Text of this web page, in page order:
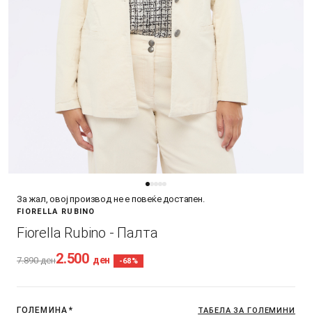
За жал, овој производ не е повеќе достапен.
FIORELLA RUBINO
Fiorella Rubino - Палта
7.890ден2.500 ден -68%
ГОЛЕМИНА * ТАБЕЛА ЗА ГОЛЕМИНИ